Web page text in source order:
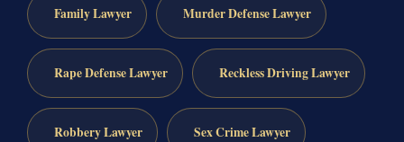
Family Lawyer Murder Defense Lawyer
Rape Defense Lawyer Reckless Driving Lawyer
Robbery Lawyer Sex Crime Lawyer